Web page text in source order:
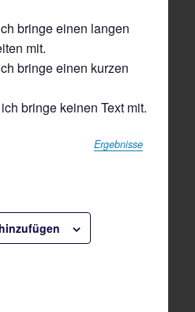
bringe einen langen
mit.
bringe einen kurzen
bringe keinen Text mit.
Ergebnisse